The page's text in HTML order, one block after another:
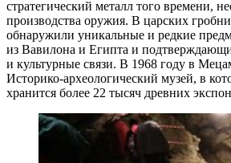
стратегический металл того времени,
производства оружия. В царских
обнаружили уникальные и редкие
из Вавилона и Египта и
и культурные связи. В 1968 году в
Историко-археологический музей, в
хранится более 22 тысяч древних